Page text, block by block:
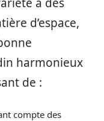
d’espace,
harmonieux
de :
compte des